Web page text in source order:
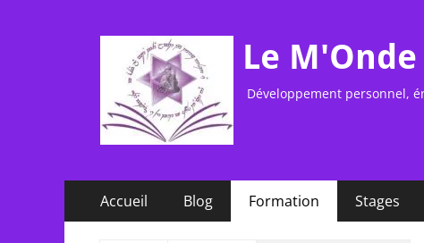
Le
Développement personnel,
Menu
principal
Accueil Blog Formation Stages